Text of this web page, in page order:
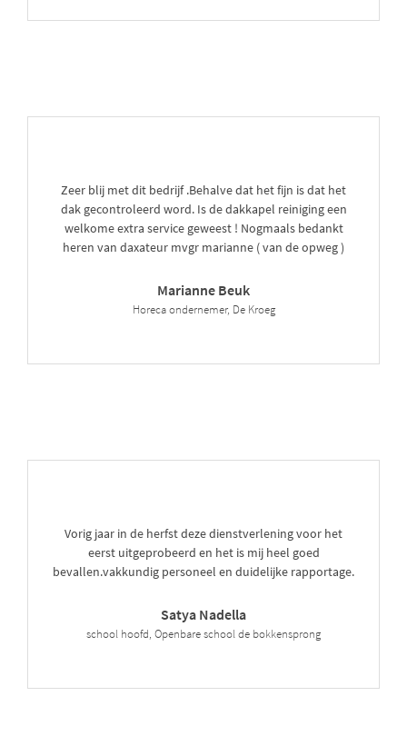
Zeer blij met dit bedrijf .Behalve dat het fijn is dat het
dak gecontroleerd word. Is de dakkapel reiniging een
welkome extra service geweest ! Nogmaals bedankt
heren van daxateur mvgr marianne ( van de opweg )
Marianne Beuk
Horeca ondernemer, De Kroeg
Vorig jaar in de herfst deze dienstverlening voor het
eerst uitgeprobeerd en het is mij heel goed
bevallen.vakkundig personeel en duidelijke rapportage.
Satya Nadella
school hoofd, Openbare school de bokkensprong